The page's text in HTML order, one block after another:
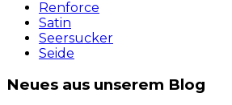
Renforce
Satin
Seersucker
Seide
Neues aus unserem Blog